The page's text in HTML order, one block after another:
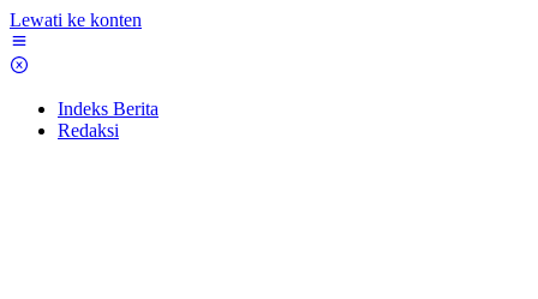
Lewati ke konten
Indeks Berita
Redaksi